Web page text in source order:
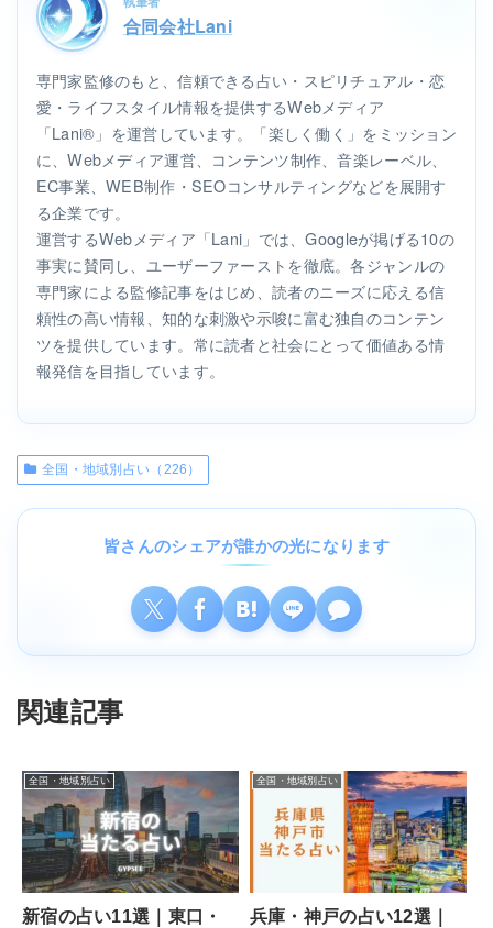
合同会社Lani
専門家監修のもと、信頼できる占い・スピリチュアル・恋
愛・ライフスタイル情報を提供するWebメディア
「Lani®」を運営しています。「楽しく働く」をミッション
に、Webメディア運営、コンテンツ制作、音楽レーベル、
EC事業、WEB制作・SEOコンサルティングなどを展開す
る企業です。
運営するWebメディア「Lani」では、Googleが掲げる10の
事実に賛同し、ユーザーファーストを徹底。各ジャンルの
専門家による監修記事をはじめ、読者のニーズに応える信
頼性の高い情報、知的な刺激や示唆に富む独自のコンテン
ツを提供しています。常に読者と社会にとって価値ある情
報発信を目指しています。
全国・地域別占い（226）
皆さんのシェアが誰かの光になります
関連記事
全国・地域別占い
新宿の占い11選｜東口・
全国・地域別占い
兵庫・神戸の占い12選｜